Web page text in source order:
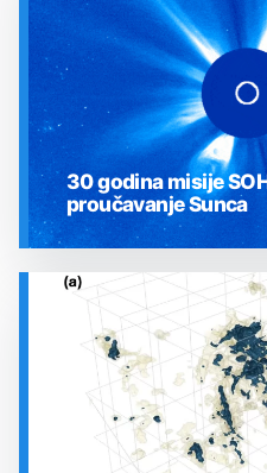
SVEMIR
30 godina misije
proučavanje Sunca